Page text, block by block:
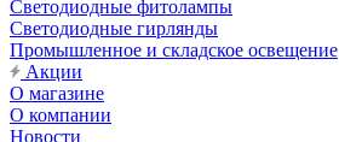
Светодиодные фитолампы
Светодиодные гирлянды
Промышленное и складское освещение
Акции
О магазине
О компании
Новости